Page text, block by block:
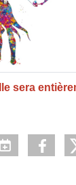
sera